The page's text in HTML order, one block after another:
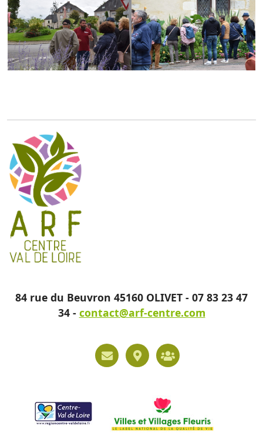
84 rue du Beuvron 45160 OLIVET - 07 83 23 47
34 - contact@arf-centre.com